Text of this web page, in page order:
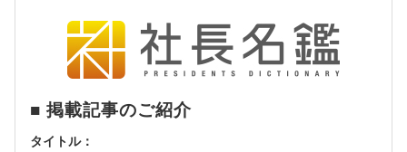
■ 掲載記事のご紹介
タイトル：